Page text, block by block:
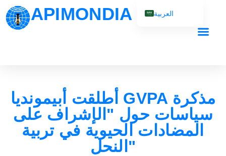
APIMONDIA
أطلقت أبيمونديا GVPA مذكرة
سياسات حول "الإشراف على
المضادات الحيوية في تربية
النحل"
العربية
Русский